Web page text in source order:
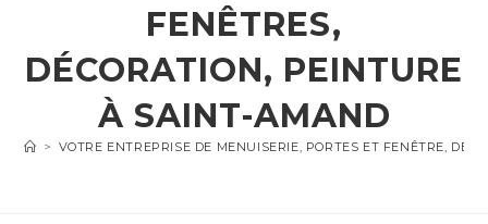
FENÊTRES,
DÉCORATION, PEINTURE
À SAINT-AMAND
> VOTRE ENTREPRISE DE MENUISERIE, PORTES ET FENÊTRE,